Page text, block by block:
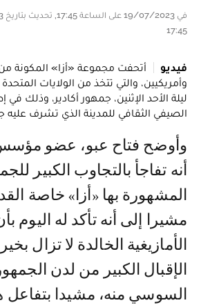
17:45
فيديو
أتحفت مجموعة «أزا» المكونة
وأمريكيين، والتي تتخذ من الولايات
ليلة الأحد الإثنين، جمهور أكادير، وذلك في
الصيفي الثقافي للمدينة الذي تشرف عليه
وأوضح فتاح عبو، عضو مؤسس للمجموعة،
أنه تفاجأ بالتجاوب الكبير
المشهورة بها «أزا» خاصة
مشيرا إلى أنه تأكد له اليوم
الأمازيغية الخالدة لا تزال
الإقبال الكبير من لدن
السوسي منه، مشيدا بتفاعل